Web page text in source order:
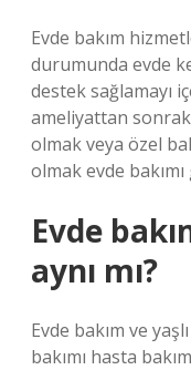
Evde bakım
durumunda evde
destek sağlamayı
ameliyattan
olmak veya özel
olmak evde
Evde
aynı mı?
Evde bakım ve
bakımı hasta